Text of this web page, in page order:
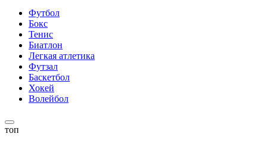
Футбол
Бокс
Тенис
Биатлон
Легкая атлетика
Футзал
Баскетбол
Хокей
Волейбол
топ